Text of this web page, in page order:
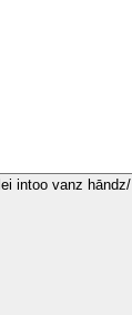
intoo vanz hāndz/